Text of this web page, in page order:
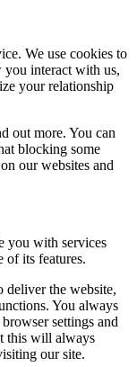
We use cookies to
interact with us,
your relationship
out more. You can
blocking some
our websites and
you with services
of its features.
deliver the website,
You always
settings and
this will always
our site.